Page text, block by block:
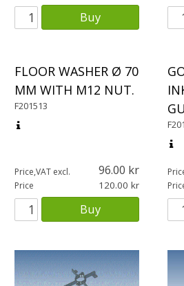
Buy
FLOOR WASHER Ø 70
MM WITH M12 NUT.
F201513
Price,VAT excl. 96.00
Price 120.00
Buy